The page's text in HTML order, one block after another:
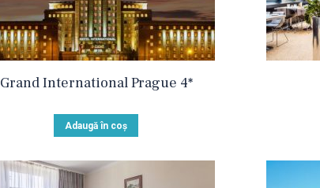
Grand International Prague 4*
Adaugă în coș